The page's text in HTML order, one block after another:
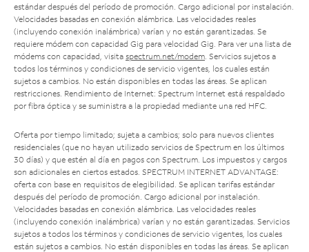
estándar después del período de promoción. Cargo adicional por instalación.
Velocidades basadas en conexión alámbrica. Las velocidades reales
(incluyendo conexión inalámbrica) varían y no están garantizadas. Se
requiere módem con capacidad Gig para velocidad Gig. Para ver una lista de
módems con capacidad, visita spectrum.net/modem . Servicios sujetos a
todos los términos y condiciones de servicio vigentes, los cuales están
sujetos a cambios. No están disponibles en todas las áreas. Se aplican
restricciones. Rendimiento de Internet: Spectrum Internet está respaldado
por fibra óptica y se suministra a la propiedad mediante una red HFC.
Oferta por tiempo limitado; sujeta a cambios; solo para nuevos clientes
residenciales (que no hayan utilizado servicios de Spectrum en los últimos
30 días) y que estén al día en pagos con Spectrum. Los impuestos y cargos
son adicionales en ciertos estados. SPECTRUM INTERNET ADVANTAGE:
oferta con base en requisitos de elegibilidad. Se aplican tarifas estándar
después del período de promoción. Cargo adicional por instalación.
Velocidades basadas en conexión alámbrica. Las velocidades reales
(incluyendo conexión inalámbrica) varían y no están garantizadas. Servicios
sujetos a todos los términos y condiciones de servicio vigentes, los cuales
están sujetos a cambios. No están disponibles en todas las áreas. Se aplican